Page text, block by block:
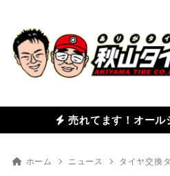
売れてます！オール
ホーム ニュース タイヤ交換